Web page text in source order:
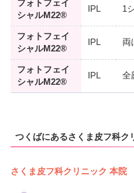
フォトフェイ
シャルM22®
IPL 1
フォトフェイ
シャルM22®
IPL 両
フォトフェイ
シャルM22®
IPL 全
つくばにあるさくま皮フ科ク
さくま皮フ科クリニック 本院